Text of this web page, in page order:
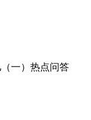
一）热点问答